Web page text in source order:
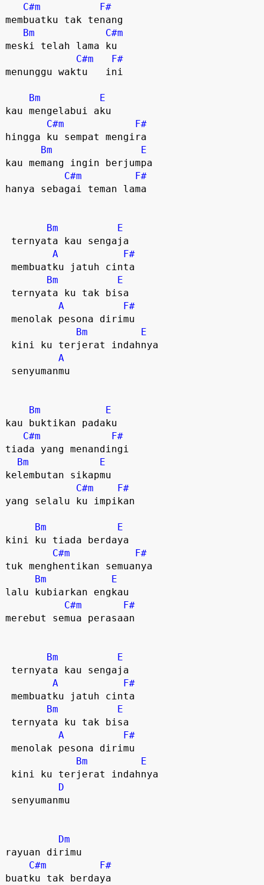
C#m
F#
membuatku tak tenang
Bm
C#m
meski telah lama ku
C#m
F#
menunggu waktu   ini
Bm
E
kau mengelabui aku
C#m
F#
hingga ku sempat mengira
Bm
E
kau memang ingin berjumpa
C#m
F#
hanya sebagai teman lama
Bm
E
A
F#
Bm
E
A
F#
Bm
E
A
Bm
E
kau buktikan padaku
C#m
F#
tiada yang menandingi
Bm
E
kelembutan sikapmu
C#m
F#
yang selalu ku impikan
Bm
E
kini ku tiada berdaya
C#m
F#
tuk menghentikan semuanya
Bm
E
lalu kubiarkan engkau
C#m
F#
merebut semua perasaan
Bm
E
A
F#
Bm
E
A
F#
Bm
E
D
Dm
rayuan dirimu
C#m
F#
buatku tak berdaya